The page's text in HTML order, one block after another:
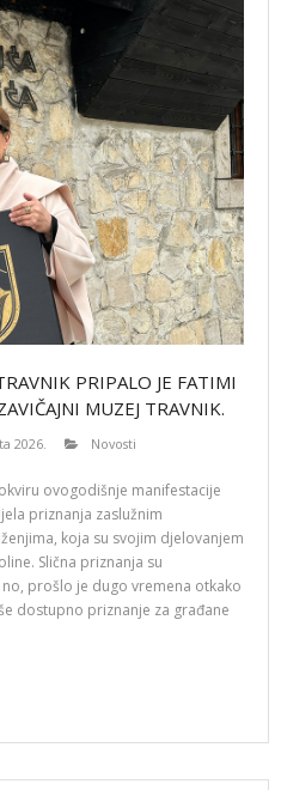
PRIPALO JE FATIMI
MUZEJ TRAVNIK.
2026. Novosti
ovogodišnje manifestacije
priznanja zaslužnim
koja su svojim djelovanjem
Slična priznanja su
prošlo je dugo vremena otkako
dostupno priznanje za građane